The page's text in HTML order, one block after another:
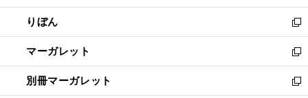
開
く
ウ
で
開
く
ン
ド
ウ
で
開
く
ウ
ィ
ン
ド
ウ
で
開
りぼん
新
し
い
ウ
ィ
マーガレット
新
し
い
別冊マーガレット
新